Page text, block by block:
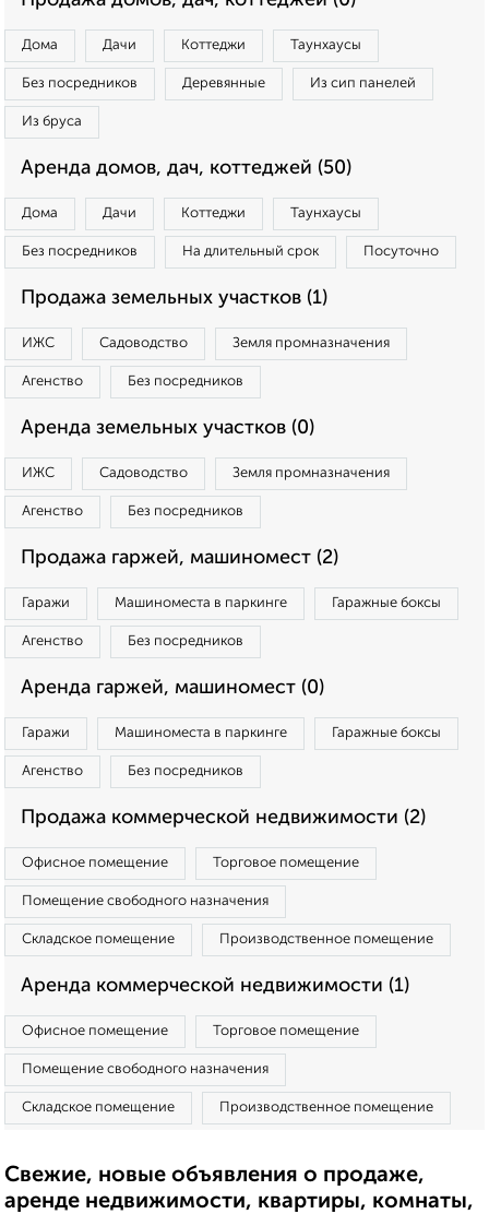
Дома Дачи Коттеджи Таунхаусы
Без посредников Деревянные Из сип панелей
Из бруса
Аренда домов, дач, коттеджей (50)
Дома Дачи Коттеджи Таунхаусы
Без посредников На длительный срок Посуточно
Продажа земельных участков (1)
ИЖС Садоводство Земля промназначения
Агенство Без посредников
Аренда земельных участков (0)
ИЖС Садоводство Земля промназначения
Агенство Без посредников
Продажа гаржей, машиномест (2)
Гаражи Машиноместа в паркинге Гаражные боксы
Агенство Без посредников
Аренда гаржей, машиномест (0)
Гаражи Машиноместа в паркинге Гаражные боксы
Агенство Без посредников
Продажа коммерческой недвижимости (2)
Офисное помещение Торговое помещение
Помещение свободного назначения
Складское помещение Производственное помещение
Аренда коммерческой недвижимости (1)
Офисное помещение Торговое помещение
Помещение свободного назначения
Складское помещение Производственное помещение
Свежие, новые объявления о продаже,
аренде недвижимости, квартиры, комнаты,